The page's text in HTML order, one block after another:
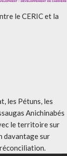
le CERIC et la
les Pétuns, les
Anichinabés
le territoire sur
davantage sur
réconciliation.